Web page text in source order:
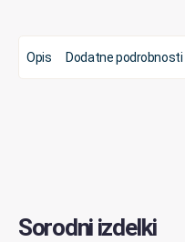
Opis Dodatne podrobnosti
Sorodni izdelki